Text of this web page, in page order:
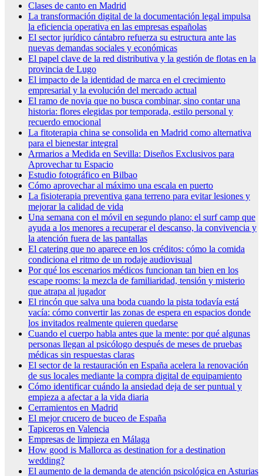
Clases de canto en Madrid
La transformación digital de la documentación legal impulsa
la eficiencia operativa en las empresas españolas
El sector jurídico cántabro refuerza su estructura ante las
nuevas demandas sociales y económicas
El papel clave de la red distributiva y la gestión de flotas en la
provincia de Lugo
El impacto de la identidad de marca en el crecimiento
empresarial y la evolución del mercado actual
El ramo de novia que no busca combinar, sino contar una
historia: flores elegidas por temporada, estilo personal y
recuerdo emocional
La fitoterapia china se consolida en Madrid como alternativa
para el bienestar integral
Armarios a Medida en Sevilla: Diseños Exclusivos para
Aprovechar tu Espacio
Estudio fotográfico en Bilbao
Cómo aprovechar al máximo una escala en puerto
La fisioterapia preventiva gana terreno para evitar lesiones y
mejorar la calidad de vida
Una semana con el móvil en segundo plano: el surf camp que
ayuda a los menores a recuperar el descanso, la convivencia y
la atención fuera de las pantallas
El catering que no aparece en los créditos: cómo la comida
condiciona el ritmo de un rodaje audiovisual
Por qué los escenarios médicos funcionan tan bien en los
escape rooms: la mezcla de familiaridad, tensión y misterio
que atrapa al jugador
El rincón que salva una boda cuando la pista todavía está
vacía: cómo convertir las zonas de espera en espacios donde
los invitados realmente quieren quedarse
Cuando el cuerpo habla antes que la mente: por qué algunas
personas llegan al psicólogo después de meses de pruebas
médicas sin respuestas claras
El sector de la restauración en España acelera la renovación
de sus locales mediante la compra digital de equipamiento
Cómo identificar cuándo la ansiedad deja de ser puntual y
empieza a afectar a la vida diaria
Cerramientos en Madrid
El mejor crucero de buceo de España
Tapiceros en Valencia
Empresas de limpieza en Málaga
How good is Mallorca as destination for a destination
wedding?
El aumento de la demanda de atención psicológica en Asturias